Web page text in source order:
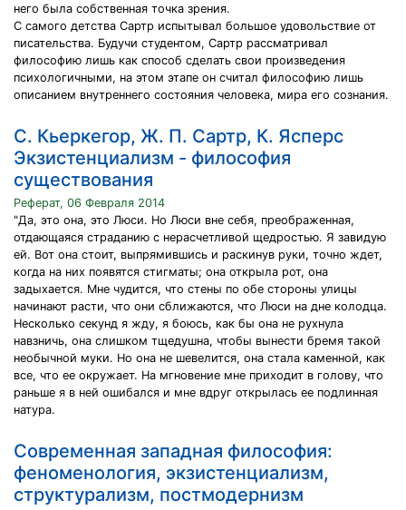
него была собственная точка зрения.
С самого детства Сартр испытывал большое удовольствие от
писательства. Будучи студентом, Сартр рассматривал
философию лишь как способ сделать свои произведения
психологичными, на этом этапе он считал философию лишь
описанием внутреннего состояния человека, мира его сознания.
С. Кьеркегор, Ж. П. Сартр, К. Ясперс
Экзистенциализм - философия
существования
Реферат, 06 Февраля 2014
"Да, это она, это Люси. Но Люси вне себя, преображенная,
отдающаяся страданию с нерасчетливой щедростью. Я завидую
ей. Вот она стоит, выпрямившись и раскинув руки, точно ждет,
когда на них появятся стигматы; она открыла рот, она
задыхается. Мне чудится, что стены по обе стороны улицы
начинают расти, что они сближаются, что Люси на дне колодца.
Несколько секунд я жду, я боюсь, как бы она не рухнула
навзничь, она слишком тщедушна, чтобы вынести бремя такой
необычной муки. Но она не шевелится, она стала каменной, как
все, что ее окружает. На мгновение мне приходит в голову, что
раньше я в ней ошибался и мне вдруг открылась ее подлинная
натура.
Современная западная философия:
феноменология, экзистенциализм,
структурализм, постмодернизм